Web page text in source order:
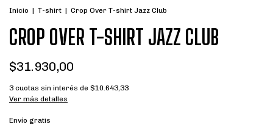
Inicio | T-shirt | Crop Over T-shirt Jazz Club
CROP OVER T-SHIRT JAZZ CLUB
$31.930,00
3 cuotas sin interés de $10.643,33
Ver más detalles
Envío gratis